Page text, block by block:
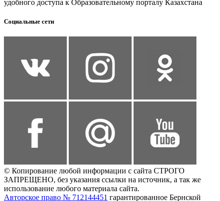
удобного доступа к Образовательному порталу Казахстана
Социальные сети
© Копирование любой информации с сайта СТРОГО
ЗАПРЕЩЕНО, без указания ссылки на источник, а так же
использование любого материала сайта.
Авторское право № 712144451 гарантированное Бернской